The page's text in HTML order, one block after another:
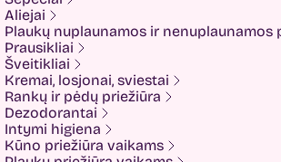
Glow Hub
HeadShock
Hiskin
Holika holika
Imbue
Imbue.
INOAR
Isntree
IUNIK
K-MOM
Aliejai
Plaukų nuplaunamos ir nenuplaunamos
Prausikliai
Šveitikliai
Kremai, losjonai, sviestai
Rankų ir pėdų priežiūra
Dezodorantai
Intymi higiena
Kūno priežiūra vaikams